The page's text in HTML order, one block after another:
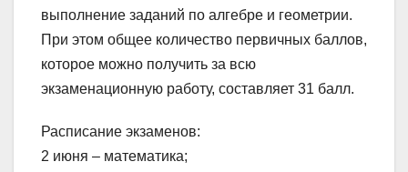
выполнение заданий по алгебре и геометрии.
При этом общее количество первичных баллов,
которое можно получить за всю
экзаменационную работу, составляет 31 балл.
Расписание экзаменов:
2 июня – математика;